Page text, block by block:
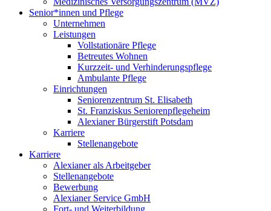
Senior*innen und Pflege
Unternehmen
Leistungen
Vollstationäre Pflege
Betreutes Wohnen
Kurzzeit- und Verhinderungspflege
Ambulante Pflege
Einrichtungen
Seniorenzentrum St. Elisabeth
St. Franziskus Seniorenpflegeheim
Alexianer Bürgerstift Potsdam
Karriere
Stellenangebote
Karriere
Alexianer als Arbeitgeber
Stellenangebote
Bewerbung
Alexianer Service GmbH
Fort- und Weiterbildung